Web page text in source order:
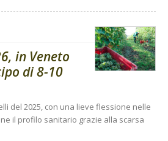
in Veneto
di 8-10
del 2025, con una lieve flessione nelle
il profilo sanitario grazie alla scarsa